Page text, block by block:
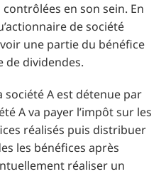
en son sein. En
de société
une partie du bénéfice
de dividendes.
A est détenue par
A va payer l’impôt sur les
réalisés puis distribuer
les bénéfices après
réaliser un